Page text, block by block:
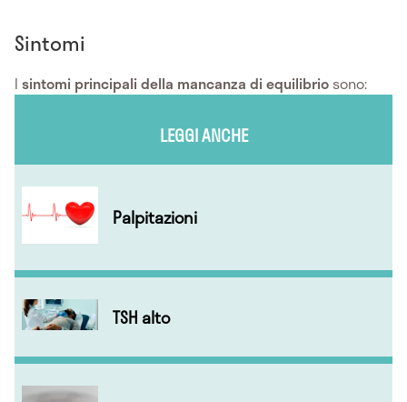
Sintomi
I sintomi principali della mancanza di equilibrio sono:
LEGGI ANCHE
Palpitazioni
TSH alto